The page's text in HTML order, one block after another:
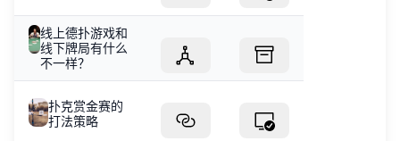
线上德扑游戏和
线下牌局有什么
不一样？
扑克赏金赛的
打法策略